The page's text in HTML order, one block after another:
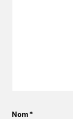
Nom*